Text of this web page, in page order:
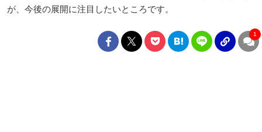
が、今後の展開に注目したいところです。
1